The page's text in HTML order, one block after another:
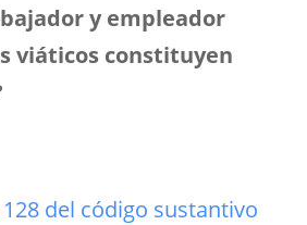
y empleador
viáticos constituyen
del código sustantivo